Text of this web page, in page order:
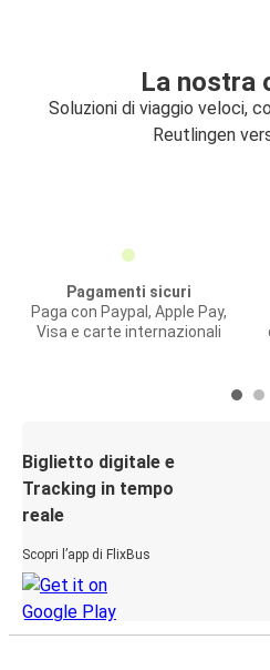
La nostra
Soluzioni di viaggio veloci,
Reutlingen
Pagamenti sicuri
Paga con Paypal, Apple Pay,
Visa e carte internazionali
Biglietto digitale e
Tracking in tempo
reale
Scopri l’app di FlixBus